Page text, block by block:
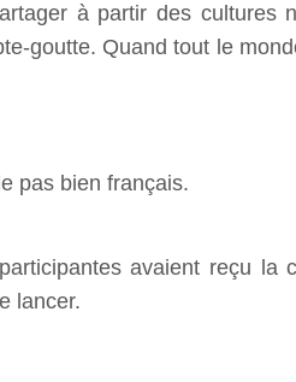
à partir des cultures
goutte. Quand tout le
pas bien français.
avaient reçu la
lancer.